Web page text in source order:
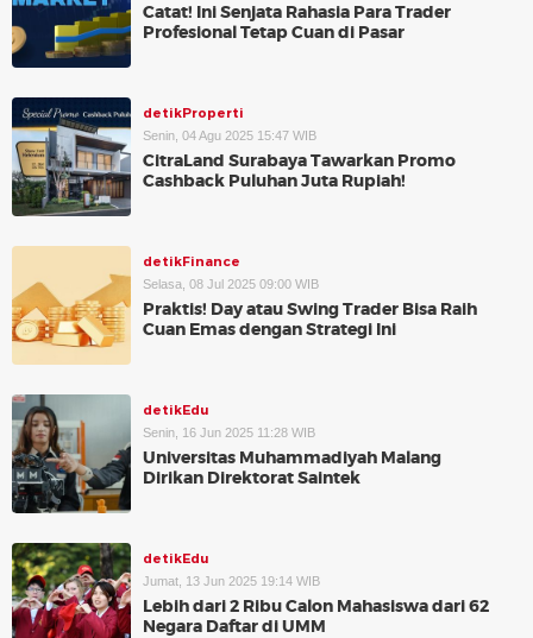
Catat! Ini Senjata Rahasia Para Trader
Profesional Tetap Cuan di Pasar
detikProperti
Senin, 04 Agu 2025 15:47 WIB
CitraLand Surabaya Tawarkan Promo
Cashback Puluhan Juta Rupiah!
detikFinance
Selasa, 08 Jul 2025 09:00 WIB
Praktis! Day atau Swing Trader Bisa Raih
Cuan Emas dengan Strategi Ini
detikEdu
Senin, 16 Jun 2025 11:28 WIB
Universitas Muhammadiyah Malang
Dirikan Direktorat Saintek
detikEdu
Jumat, 13 Jun 2025 19:14 WIB
Lebih dari 2 Ribu Calon Mahasiswa dari 62
Negara Daftar di UMM